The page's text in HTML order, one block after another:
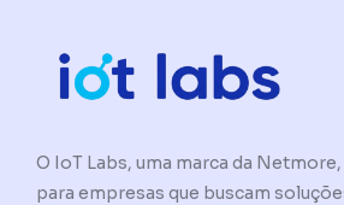
O IoT Labs, uma marca da
para empresas que buscam